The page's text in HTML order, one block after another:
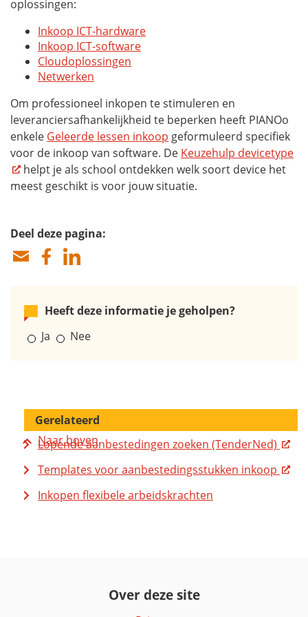
oplossingen:
Inkoop ICT-hardware
Inkoop ICT-software
Cloudoplossingen
Netwerken
Om professioneel inkopen te stimuleren en
leveranciersafhankelijkheid te beperken heeft PIANOo
enkele Geleerde lessen inkoop geformuleerd specifiek
voor de inkoop van software. De Keuzehulp devicetype
helpt je als school ontdekken welk soort device het
meest geschikt is voor jouw situatie.
Deel deze pagina:
Heeft deze informatie je geholpen?
Ja
Nee
Gerelateerd
Lopende aanbestedingen zoeken (TenderNed)
Templates voor aanbestedings­­stukken inkoop
Inkopen flexibele arbeidskrachten
Naar boven
Over deze site